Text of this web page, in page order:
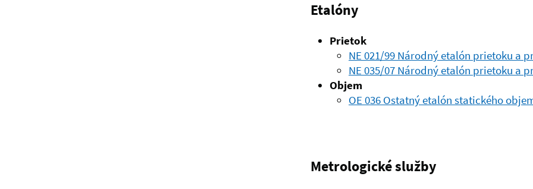
Etalóny
Prietok
NE 021/99 Národný etalón prietoku a
NE 035/07 Národný etalón prietoku a
Objem
OE 036 Ostatný etalón statického
Metrologické služby